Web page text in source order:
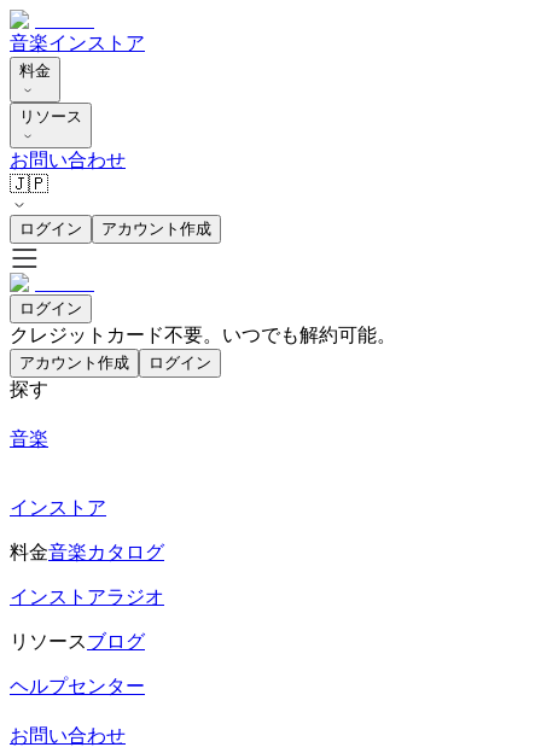
音楽インストア
料金
リソース
お問い合わせ
🇯🇵
ログイン アカウント作成
ログイン
クレジットカード不要。いつでも解約可能。
アカウント作成 ログイン
探す
音楽
インストア
料金音楽カタログ
インストアラジオ
リソースブログ
ヘルプセンター
お問い合わせ